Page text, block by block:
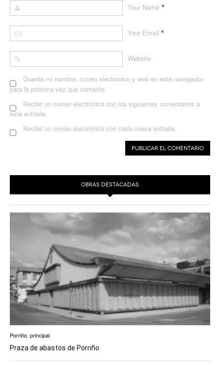
Your Name *
Your Email *
Website
Guarda mi nombre, correo electrónico y web en este navegador
para la próxima vez que comente.
Recibir un correo electrónico con los siguientes comentarios a
esta entrada.
Recibir un correo electrónico con cada nueva entrada.
OBRAS DESTACADAS
Porriño, principal
Praza de abastos de Porriño